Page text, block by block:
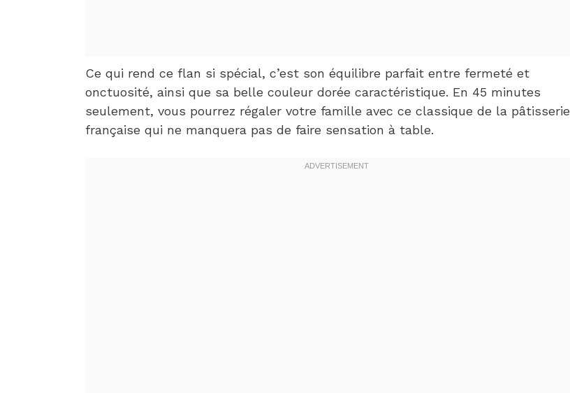
Ce qui rend ce flan si spécial, c’est son équilibre parfait entre fermeté et
onctuosité, ainsi que sa belle couleur dorée caractéristique. En 45 minutes
seulement, vous pourrez régaler votre famille avec ce classique de la pâtisserie
française qui ne manquera pas de faire sensation à table.